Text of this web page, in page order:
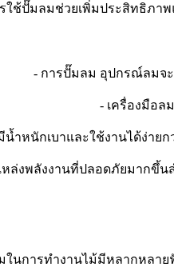
ใช้ปั๊มลมช่วยเพิ่มประสิทธิภา
- การปั๊มลม อุปกรณ์ลมจ
- เครื่องมือล
น้ำหนักเบาและใช้งานได้ง่าย
ล่งพลังงานที่ปลอดภัยมากขึ้น
ในการทำงานไม้มีหลากหลา